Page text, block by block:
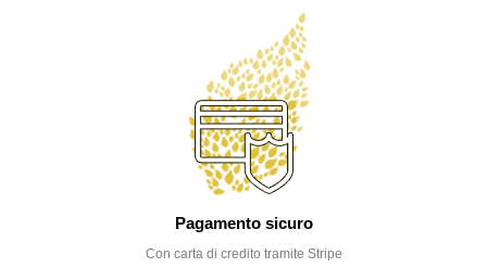
Pagamento sicuro
Con carta di credito tramite Stripe